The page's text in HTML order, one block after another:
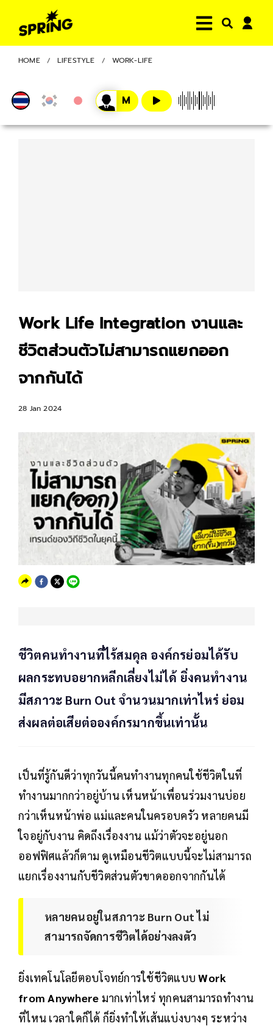
HOME LIFESTYLE WORK-LIFE
Work Life Integration งานและ
ชีวิตส่วนตัวไม่สามารถแยกออก
จากกันได้
28 Jan 2024
ชีวิตคนทำงานที่ไร้สมดุล องค์กรย่อมได้รับ
ผลกระทบอยากหลีกเลี่ยงไม่ได้ ยิ่งคนทำงาน
มีสภาวะ Burn Out จำนวนมากเท่าไหร่ ย่อม
ส่งผลต่อเสียต่อองค์กรมากขึ้นเท่านั้น
เป็นที่รู้กันดีว่าทุกวันนี้คนทำงานทุกคนใช้ชีวิตในที่
ทำงานมากกว่าอยู่บ้าน เห็นหน้าเพื่อนร่วมงานบ่อย
กว่าเห็นหน้าพ่อ แม่และคนในครอบครัว หลายคนมี
ใจอยู่กับงาน คิดถึงเรื่องงาน แม้ว่าตัวจะอยู่นอก
ออฟฟิศแล้วก็ตาม ดูเหมือนชีวิตแบบนี้จะไม่สามารถ
แยกเรื่องงานกับชีวิตส่วนตัวขาดออกจากกันได้
หลายคนอยู่ในสภาวะ Burn Out ไม่
สามารถจัดการชีวิตได้อย่างลงตัว
ยิ่งเทคโนโลยีตอบโจทย์การใช้ชีวิตแบบWork
from Anywhere มากเท่าไหร่ ทุกคนสามารถทำงาน
ที่ไหน เวลาใดก็ได้ ก็ยิ่งทำให้เส้นแบ่งบางๆ ระหว่าง